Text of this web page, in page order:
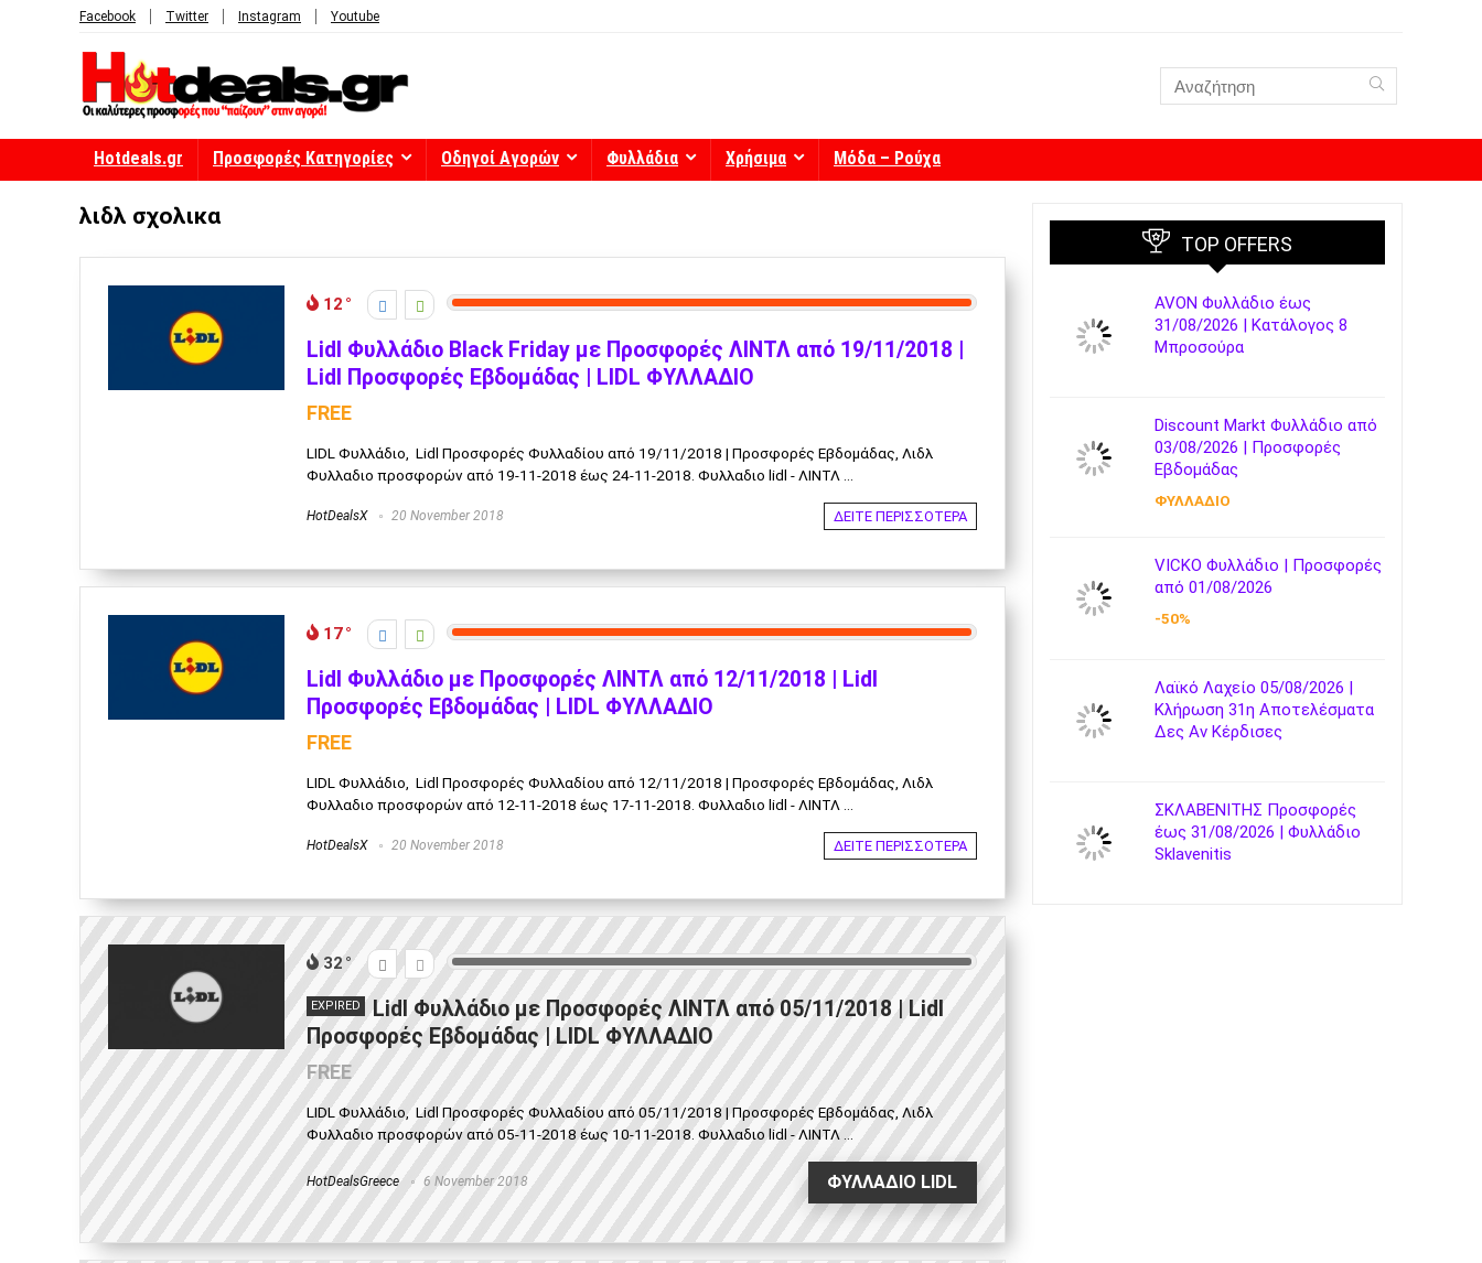
Facebook Twitter Instagram Youtube
Hotdeals.gr Προσφορές Κατηγορίες Οδηγοί Αγορών Φυλλάδια Χρήσιμα Μόδα – Ρούχα
λιδλ σχολικα
12
Lidl Φυλλάδιο Black Friday με Προσφορές ΛΙΝΤΛ από 19/11/2018 |
Lidl Προσφορές Εβδομάδας | LIDL ΦΥΛΛΑΔΙΟ
FREE
LIDL Φυλλάδιο, Lidl Προσφορές Φυλλαδίου από 19/11/2018 | Προσφορές Εβδομάδας, Λιδλ
Φυλλαδιο προσφορών από 19-11-2018 έως 24-11-2018. Φυλλαδιο lidl - ΛΙΝΤΛ ...
HotDealsX 20 November 2018 ΔΕΙΤΕ ΠΕΡΙΣΣΟΤΕΡΑ
17
Lidl Φυλλάδιο με Προσφορές ΛΙΝΤΛ από 12/11/2018 | Lidl
Προσφορές Εβδομάδας | LIDL ΦΥΛΛΑΔΙΟ
FREE
LIDL Φυλλάδιο, Lidl Προσφορές Φυλλαδίου από 12/11/2018 | Προσφορές Εβδομάδας, Λιδλ
Φυλλαδιο προσφορών από 12-11-2018 έως 17-11-2018. Φυλλαδιο lidl - ΛΙΝΤΛ ...
HotDealsX 20 November 2018 ΔΕΙΤΕ ΠΕΡΙΣΣΟΤΕΡΑ
32
EXPIRED
Lidl Φυλλάδιο με Προσφορές ΛΙΝΤΛ από 05/11/2018 | Lidl
Προσφορές Εβδομάδας | LIDL ΦΥΛΛΑΔΙΟ
FREE
LIDL Φυλλάδιο, Lidl Προσφορές Φυλλαδίου από 05/11/2018 | Προσφορές Εβδομάδας, Λιδλ
Φυλλαδιο προσφορών από 05-11-2018 έως 10-11-2018. Φυλλαδιο lidl - ΛΙΝΤΛ ...
HotDealsGreece 6 November 2018 ΦΥΛΛΑΔΙΟ LIDL
TOP OFFERS
AVON Φυλλάδιο έως
31/08/2026 | Κατάλογος 8
Μπροσούρα
Discount Markt Φυλλάδιο από
03/08/2026 | Προσφορές
Εβδομάδας
ΦΥΛΛΑΔΙΟ
VICKO Φυλλάδιο | Προσφορές
από 01/08/2026
-50%
Λαϊκό Λαχείο 05/08/2026 |
Κλήρωση 31η Αποτελέσματα
Δες Αν Κέρδισες
ΣΚΛΑΒΕΝΙΤΗΣ Προσφορές
έως 31/08/2026 | Φυλλάδιο
Sklavenitis